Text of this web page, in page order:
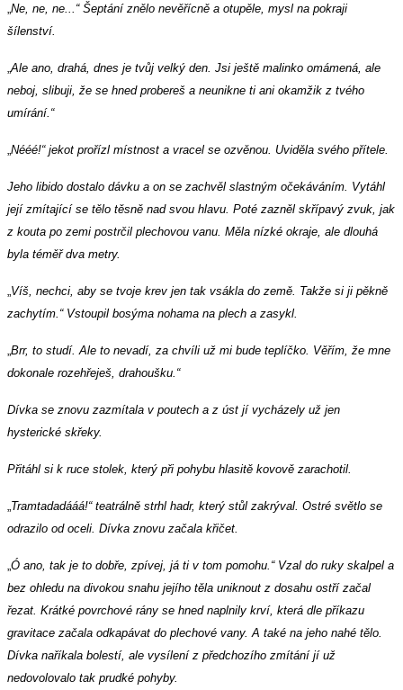
Ne, ne, ne...“ Šeptání znělo nevěřícně a otupěle, mysl na pokraji
šílenství.
Ale ano, drahá, dnes je tvůj velký den. Jsi ještě malinko omámená, ale
neboj, slibuji, že se hned probereš a neunikne ti ani okamžik z tvého
umírání.“
Nééé!“ jekot prořízl místnost a vracel se ozvěnou. Uviděla svého přítele.
Jeho libido dostalo dávku a on se zachvěl slastným očekáváním. Vytáhl
její zmítající se tělo těsně nad svou hlavu. Poté zazněl skřípavý zvuk, jak
z kouta po zemi postrčil plechovou vanu. Měla nízké okraje, ale dlouhá
byla téměř dva metry.
Víš, nechci, aby se tvoje krev jen tak vsákla do země. Takže si ji pěkně
zachytím.“ Vstoupil bosýma nohama na plech a zasykl.
Brr, to studí. Ale to nevadí, za chvíli už mi bude teplíčko. Věřím, že mne
dokonale rozehřeješ, drahoušku.“
Dívka se znovu zazmítala v poutech a z úst jí vycházely už jen
hysterické skřeky.
Přitáhl si k ruce stolek, který při pohybu hlasitě kovově zarachotil.
Tramtadadááá!“ teatrálně strhl hadr, který stůl zakrýval. Ostré světlo se
odrazilo od oceli. Dívka znovu začala křičet.
Ó ano, tak je to dobře, zpívej, já ti v tom pomohu.“ Vzal do ruky skalpel a
bez ohledu na divokou snahu jejího těla uniknout z dosahu ostří začal
řezat. Krátké povrchové rány se hned naplnily krví, která dle příkazu
gravitace začala odkapávat do plechové vany. A také na jeho nahé tělo.
Dívka naříkala bolestí, ale vysílení z předchozího zmítání jí už
nedovolovalo tak prudké pohyby.